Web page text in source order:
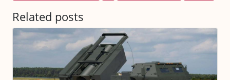
Related posts